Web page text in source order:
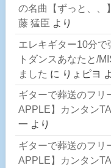
の名曲【ずっと、、
藤 猛臣 より
エレキギター10分で
トダンスあなたと/
ました に りょピヨ
ギターで葬送のフリ
APPLE】カンタン
一 より
ギターで葬送のフリ
APPLE】カンタン